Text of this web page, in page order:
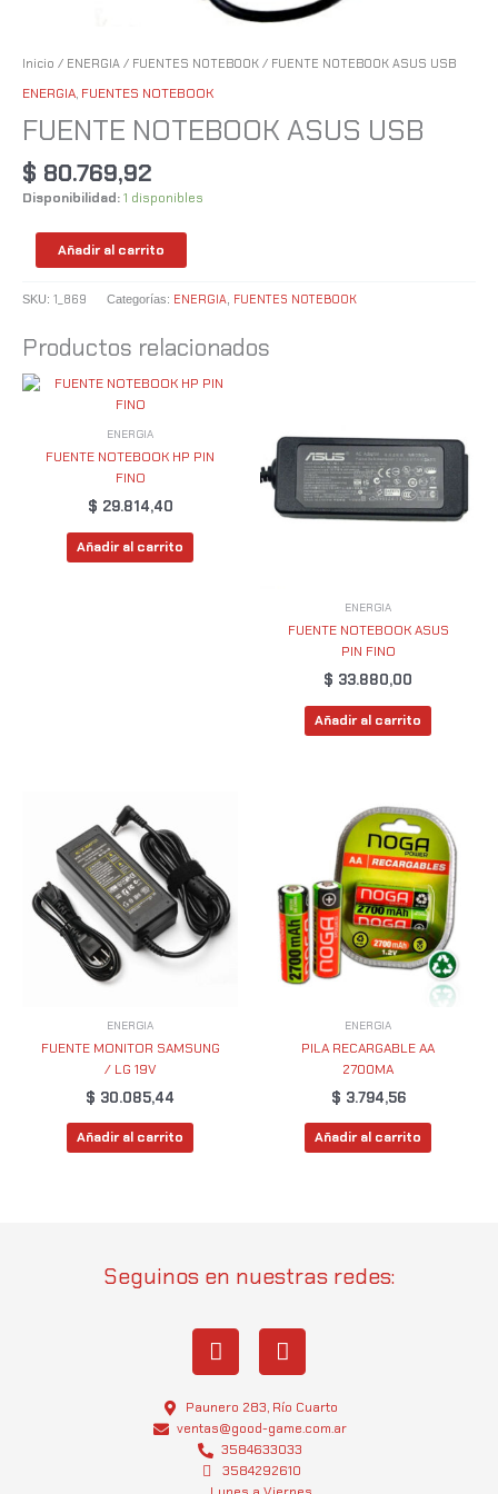
Inicio / ENERGIA / FUENTES NOTEBOOK / FUENTE NOTEBOOK ASUS USB
ENERGIA, FUENTES NOTEBOOK
FUENTE NOTEBOOK ASUS USB
$ 80.769,92
Disponibilidad:1 disponibles
Añadir al carrito
SKU: 1_869 Categorías: ENERGIA FUENTES NOTEBOOK
Productos relacionados
ENERGIA
FUENTE NOTEBOOK HP PIN
FINO
$ 29.814,40
Añadir al carrito
ENERGIA
FUENTE NOTEBOOK ASUS
PIN FINO
$ 33.880,00
Añadir al carrito
ENERGIA
FUENTE MONITOR SAMSUNG
/ LG 19V
$ 30.085,44
Añadir al carrito
ENERGIA
PILA RECARGABLE AA
2700MA
$ 3.794,56
Añadir al carrito
Seguinos en nuestras redes:
I
n
t
a
g
r
W
h
t
s
a
p
Paunero 283, Río Cuarto
ventas@good-game.com.ar
3584633033
3584292610